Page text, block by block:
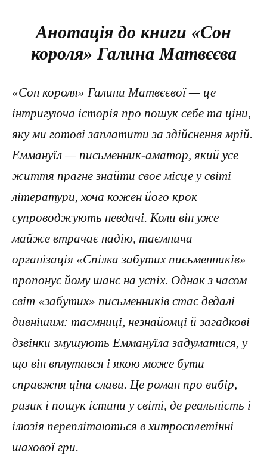
Анотація до книги «Сон
короля» Галина Матвєєва
«Сон короля» Галини Матвєєвої — це
інтригуюча історія про пошук себе та ціни,
яку ми готові заплатити за здійснення мрій.
Еммануїл — письменник-аматор, який усе
життя прагне знайти своє місце у світі
літератури, хоча кожен його крок
супроводжують невдачі. Коли він уже
майже втрачає надію, таємнича
організація «Спілка забутих письменників»
пропонує йому шанс на успіх. Однак з часом
світ «забутих» письменників стає дедалі
дивнішим: таємниці, незнайомці й загадкові
дзвінки змушують Еммануїла задуматися, у
що він вплутався і якою може бути
справжня ціна слави. Це роман про вибір,
ризик і пошук істини у світі, де реальність і
ілюзія переплітаються в хитросплетінні
шахової гри.